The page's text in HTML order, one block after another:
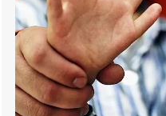
Генетических
в Индии